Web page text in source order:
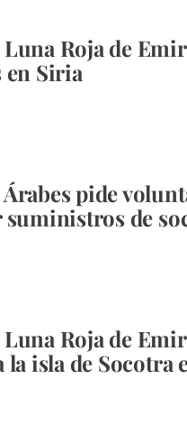
Roja de
en Siria
pide
de
Roja de
la isla de Socotra